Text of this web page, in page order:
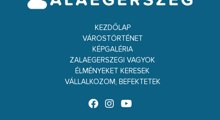
KEZDŐLAP
VÁROSTÖRTÉNET
KÉPGALÉRIA
ZALAEGERSZEGI VAGYOK
ÉLMÉNYEKET KERESEK
VÁLLALKOZOM, BEFEKTETEK